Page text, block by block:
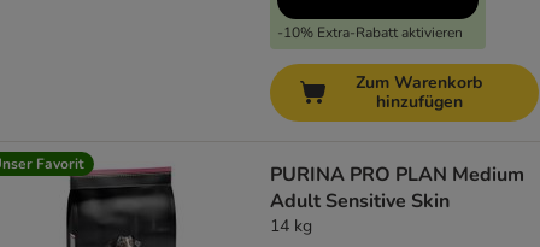
-10% Extra-Rabatt aktivieren
Zum Warenkorb
hinzufügen
Favorit
PURINA PRO PLAN Medium
Adult Sensitive Skin
14 kg